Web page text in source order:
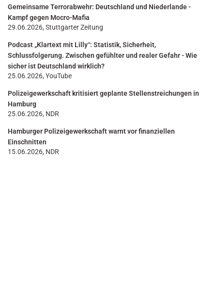
Gemeinsame Terrorabwehr: Deutschland und Niederlande -
Kampf gegen Mocro-Mafia
29.06.2026, Stuttgarter Zeitung
Podcast „Klartext mit Lilly“: Statistik, Sicherheit,
Schlussfolgerung. Zwischen gefühlter und realer Gefahr - Wie
sicher ist Deutschland wirklich?
25.06.2026, YouTube
Polizeigewerkschaft kritisiert geplante Stellenstreichungen in
Hamburg
25.06.2026, NDR
Hamburger Polizeigewerkschaft warnt vor finanziellen
Einschnitten
15.06.2026, NDR